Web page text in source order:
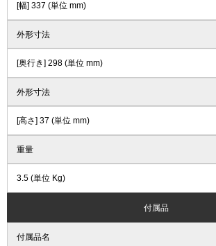
[幅] 337 (単位 mm)
外形寸法
[奥行き] 298 (単位 mm)
外形寸法
[高さ] 37 (単位 mm)
重量
3.5 (単位 Kg)
付属品
付属品名